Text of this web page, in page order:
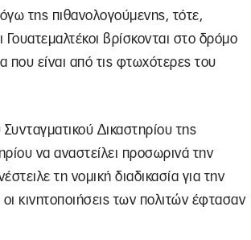
της πιθανολογούμενης, τότε,
βρίσκονται στο δρόμο
που είναι από τις φτωχότερες του
Δικαστηρίου της
να αναστείλει προσωρινά την
τη νομική διαδικασία για την
κινητοποιήσεις των πολιτών έφτασαν